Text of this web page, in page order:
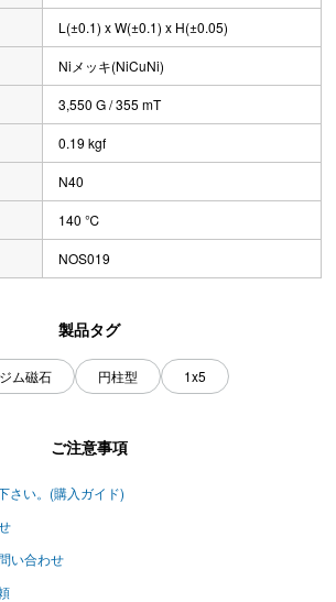
L(±0.1) x W(±0.1) x H(±0.05)
Niメッキ(NiCuNi)
3,550 G / 355 mT
0.19 kgf
N40
140 ℃
NOS019
製品タグ
ム磁石 円柱型 1x5
ご注意事項
さい。(購入ガイド)
い合わせ